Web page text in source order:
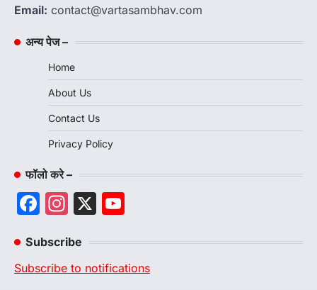
Email: contact@vartasambhav.com
अन्य पेज –
Home
About Us
Contact Us
Privacy Policy
फॉलो करे –
Facebook
Instagram
X
Subscribe
Subscribe to notifications